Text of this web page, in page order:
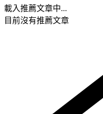
載入推薦文章中...
目前沒有推薦文章